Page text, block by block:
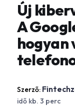
Új
A
hogyan
Szerző:
idő kb. 3 perc